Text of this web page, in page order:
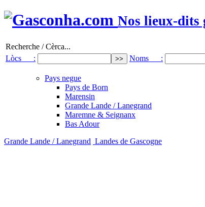
Nos lieux-dits
Recherche / Cèrca...
Lòcs :
Noms :
Pays negue
Pays de Born
Marensin
Grande Lande / Lanegrand
Maremne & Seignanx
Bas Adour
Grande Lande / Lanegrand Landes de Gascogne